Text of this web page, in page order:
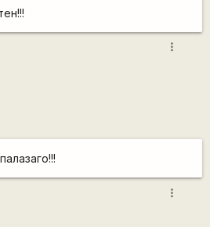
more_vert
more_vert